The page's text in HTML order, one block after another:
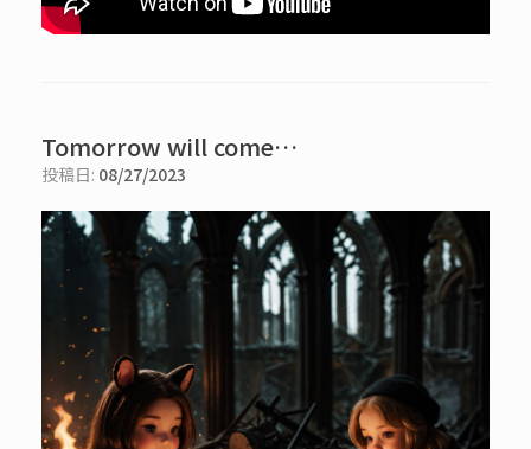
Tomorrow will come…
投稿日: 08/27/2023